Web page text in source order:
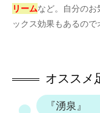
リームなど。自分の
ックス効果もあるので
オススメ
『湧泉』